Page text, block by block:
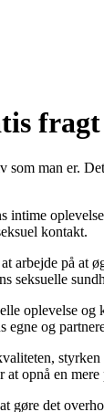
fragt
man er.
kontakt.
arbejde på
seksuelle
oplevelse
og
opnå en
gøre det